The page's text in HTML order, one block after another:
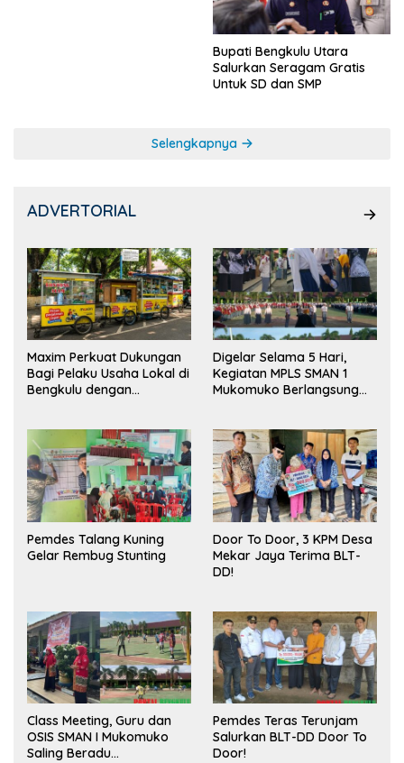
Bupati Bengkulu Utara
Salurkan Seragam Gratis
Untuk SD dan SMP
Selengkapnya
ADVERTORIAL
Maxim Perkuat Dukungan
Bagi Pelaku Usaha Lokal di
Bengkulu dengan
Pasar
Digelar Selama 5 Hari,
Kegiatan MPLS SMAN 1
Mukomuko Berlangsung
Pemdes Talang Kuning
Gelar Rembug Stunting
Door To Door, 3 KPM Desa
Mekar Jaya Terima BLT-
DD!
Class Meeting, Guru dan
OSIS SMAN I Mukomuko
Saling Beradu
Pemdes Teras Terunjam
Salurkan BLT-DD Door To
Door!